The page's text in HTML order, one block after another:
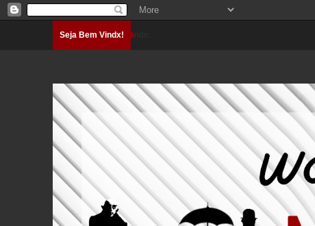
Seja Bem Vindx!Carregando...